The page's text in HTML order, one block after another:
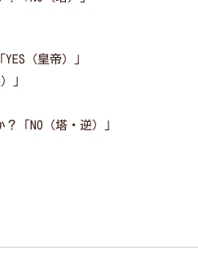
（皇帝）」
」
「NO（塔・逆）」